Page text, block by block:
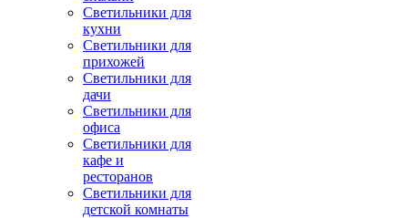
Светильники для
кухни
Светильники для
прихожей
Светильники для
дачи
Светильники для
офиса
Светильники для
кафе и
ресторанов
Светильники для
детской комнаты